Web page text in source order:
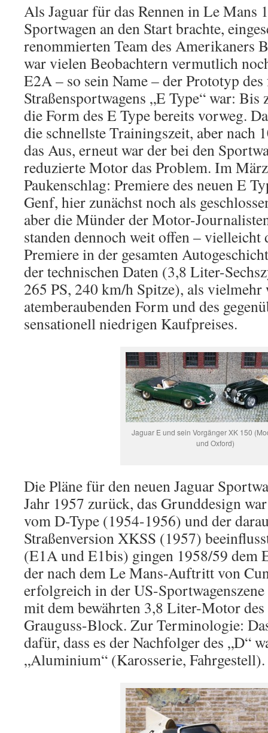
Als Jaguar für das Rennen in Le Mans
Sportwagen an den Start brachte,
renommierten Team des Amerikaners
war vielen Beobachtern vermutlich
E2A – so sein Name – der Prototyp
Straßensportwagens „E Type“ war:
die Form des E Type bereits vorweg.
die schnellste Trainingszeit, aber nach
das Aus, erneut war der bei den
reduzierte Motor das Problem. Im
Paukenschlag: Premiere des neuen E
Genf, hier zunächst noch als
aber die Münder der Motor-
standen dennoch weit offen – vielleicht
Premiere in der gesamten
der technischen Daten (3,8 Liter-
265 PS, 240 km/h Spitze), als vielmehr
atemberaubenden Form und des
sensationell niedrigen Kaufpreises.
Jaguar E und sein Vorgänger XK 150
und Oxford)
Die Pläne für den neuen Jaguar
Jahr 1957 zurück, das Grunddesign
vom D-Type (1954-1956) und der
Straßenversion XKSS (1957)
(E1A und E1bis) gingen 1958/59 dem
der nach dem Le Mans-Auftritt von
erfolgreich in der US-
mit dem bewährten 3,8 Liter-Motor
Grauguss-Block. Zur Terminologie:
dafür, dass es der Nachfolger des „D“
„Aluminium“ (Karosserie, Fahrgestell).